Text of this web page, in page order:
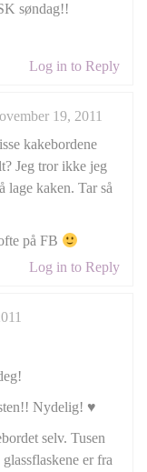
søndag!!
Log in to Reply
19, 2011
kakebordene
Jeg tror ikke jeg
lage kaken. Tar så
på FB
Log in to Reply
Nydelig! ♥
selv. Tusen
er fra